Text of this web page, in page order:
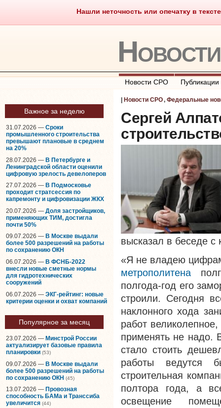
Нашли неточность или опечатку в
Саморегулирование Что
Новости СРО Публикации
Важное за неделю
31.07.2026 — Сроки
промышленного строительства
превышают плановые в среднем
на 20%
28.07.2026 — В Петербурге и
Ленинградской области оценили
цифровую зрелость девелоперов
27.07.2026 — В Подмосковье
проходит стратсессия по
капремонту и цифровизации ЖКХ
20.07.2026 — Доля застройщиков,
применяющих ТИМ, достигла
почти 50%
09.07.2026 — В Москве выдали
более 500 разрешений на работы
по сохранению ОКН
06.07.2026 — В ФСНБ-2022
внесли новые сметные нормы
для гидротехнических
сооружений
06.07.2026 — ЭКГ-рейтинг: новые
критерии оценки и охват компаний
Популярное за месяц
23.07.2026 — Минстрой России
актуализирует базовые правила
планировки (53)
09.07.2026 — В Москве выдали
более 500 разрешений на работы
по сохранению ОКН (45)
13.07.2026 — Провозная
способность БАМа и Транссиба
увеличится (44)
Новости СРО, Федеральные
Сергей
высказал в беседе
«Я не владею
метрополитена
полгода-год его
строили. Сегодня
наклонного хода
работ
применять не
стало стоить
работы ведутся
строительная
полтора года, а
освещение